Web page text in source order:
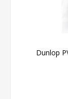
Dunlop